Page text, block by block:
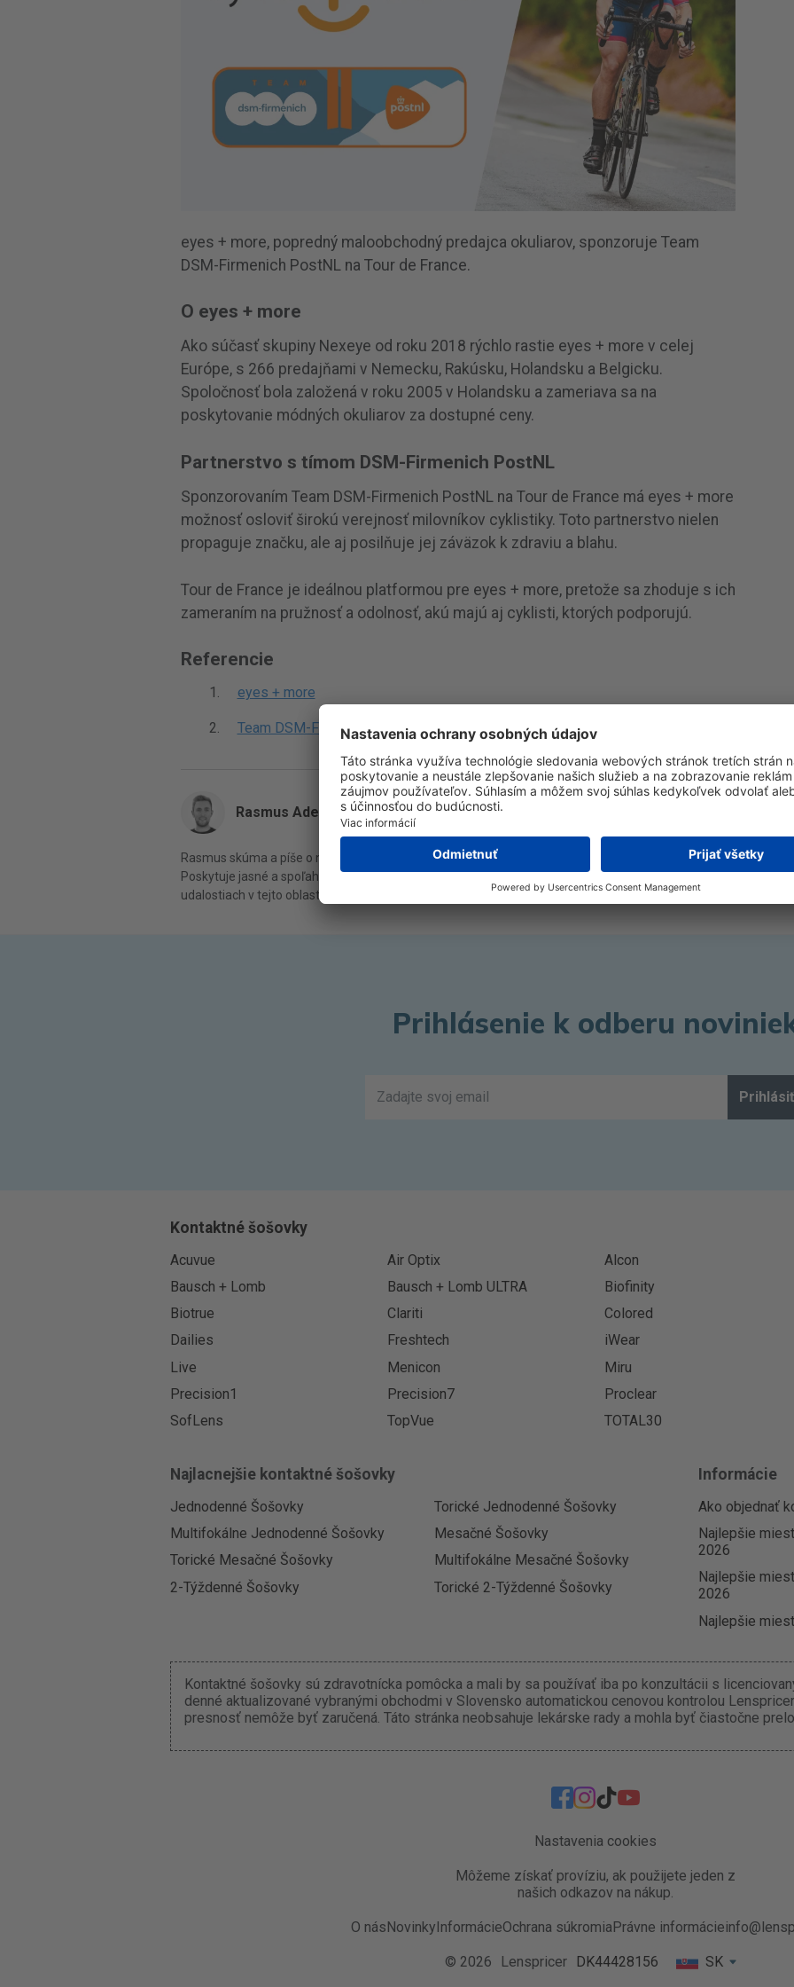
eyes + more, popredný maloobchodný predajca okuliarov, sponzoruje Team
DSM-Firmenich PostNL na Tour de France.
O eyes + more
Ako súčasť skupiny Nexeye od roku 2018 rýchlo rastie eyes + more v celej
Európe, s 266 predajňami v Nemecku, Rakúsku, Holandsku a Belgicku.
Spoločnosť bola založená v roku 2005 v Holandsku a zameriava sa na
poskytovanie módných okuliarov za dostupné ceny.
Partnerstvo s tímom DSM-Firmenich PostNL
Sponzorovaním Team DSM-Firmenich PostNL na Tour de France má eyes + more
možnosť osloviť širokú verejnosť milovníkov cyklistiky. Toto partnerstvo nielen
propaguje značku, ale aj posilňuje jej záväzok k zdraviu a blahu.
Tour de France je ideálnou platformou pre eyes + more, pretože sa zhoduje s ich
zameraním na pružnosť a odolnosť, akú majú aj cyklisti, ktorých podporujú.
Referencie
eyes + more
Team DSM-Firmenich PostNL Partners
Rasmus Adeltoft
Rasmus skúma a píše o najnovších trendoch a novinkách v oblasti videnia a očného zdravia.
Poskytuje jasné a spoľahlivé informácie, ktoré pomáhajú čitateľom zostať informovaní o dôležitých
udalostiach v tejto oblasti.
Prihlásenie k odberu
Kontaktné šošovky
Acuvue Air Optix Alcon
Bausch + Lomb
Bausch + Lomb ULTRA Biofinity
Biotrue
Clariti Colored
Dailies
Freshtech iWear
Live
Menicon Miru
Precision1
Precision7 Proclear
SofLens
TopVue TOTAL30
Najlacnejšie kontaktné šošovky
Jednodenné Šošovky
Torické Jednodenné Šošovky
Multifokálne Jednodenné Šošovky
Mesačné Šošovky
Torické Mesačné Šošovky
Multifokálne Mesačné Šošovky
2-Týždenné Šošovky
Torické 2-Týždenné Šošovky
Informácie
Ako objednať
Najlepšie
2026
Najlepšie
2026
Najlepšie
Kontaktné šošovky sú zdravotnícka pomôcka a mali by sa používať iba po konzultácii s
denné aktualizované vybranými obchodmi v Slovensko automatickou cenovou kontrolou
presnosť nemôže byť zaručená. Táto stránka neobsahuje lekárske rady a mohla byť čiastočne
Nastavenia cookies
Môžeme získať províziu, ak použijete jeden z
našich odkazov na nákup.
O násNovinkyInformácieOchrana súkromiaPrávne informácie
© 2026 Lenspricer DK44428156 SK